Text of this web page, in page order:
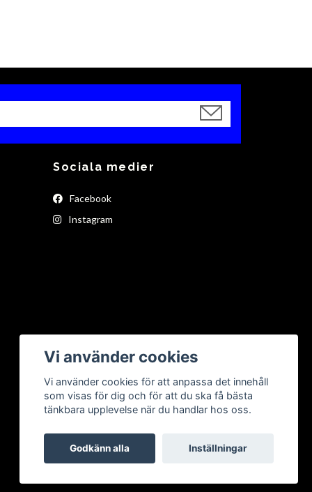
Sociala medier
Facebook
Instagram
Vi använder cookies
Vi använder cookies för att anpassa det innehåll
som visas för dig och för att du ska få bästa
tänkbara upplevelse när du handlar hos oss.
Godkänn alla Inställningar